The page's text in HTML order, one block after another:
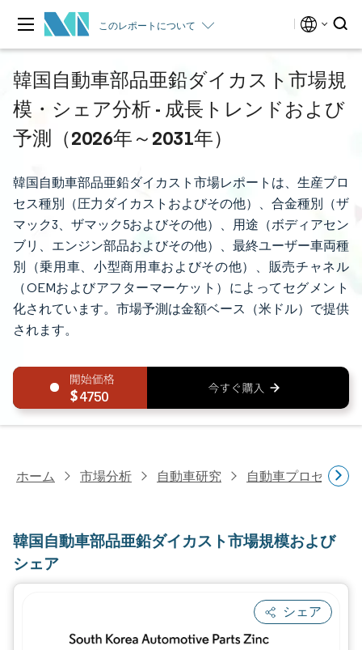
このレポートについて
韓国自動車部品亜鉛ダイカスト市場規
模・シェア分析 - 成長トレンドおよび
予測（2026年～2031年）
韓国自動車部品亜鉛ダイカスト市場レポートは、生産プロ
セス種別（圧力ダイカストおよびその他）、合金種別（ザ
マック3、ザマック5およびその他）、用途（ボディアセン
ブリ、エンジン部品およびその他）、最終ユーザー車両種
別（乗用車、小型商用車およびその他）、販売チャネル
（OEMおよびアフターマーケット）によってセグメント
化されています。市場予測は金額ベース（米ドル）で提供
されます。
4750
ホーム 市場分析 自動車研究 自動車プロセス研究
韓国自動車部品亜鉛ダイカスト市場規模および
シェア
シェア